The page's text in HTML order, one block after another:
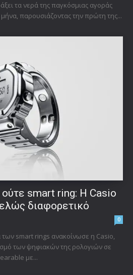
τα νερά της παγκόσμιας αγοράς
παρουσιάζοντας την πρώτη της...
smart ring: Η Casio
διαφορετικό
0
των smart rings ανακοίνωσε η Casio,
των ψηφιακών της ρολογιών σε
με...